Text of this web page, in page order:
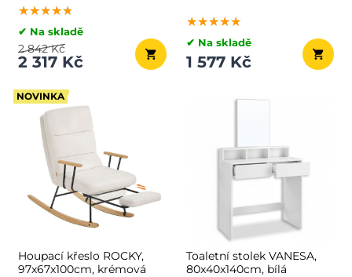
★★★★★
★★★★★
★★★★★
✔ Na skladě
2 317 Kč
2 842 Kč
★★★★★
★★★★★
★★★★★
✔ Na skladě
1 577 Kč
NOVINKA
Houpací křeslo ROCKY,
97x67x100cm, krémová
Toaletní stolek VANESA,
80x40x140cm, bílá